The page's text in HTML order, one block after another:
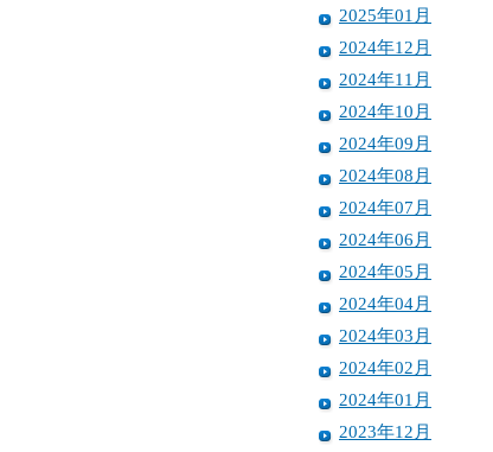
2025年01月
2024年12月
2024年11月
2024年10月
2024年09月
2024年08月
2024年07月
2024年06月
2024年05月
2024年04月
2024年03月
2024年02月
2024年01月
2023年12月